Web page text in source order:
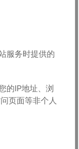
服务时提供的
的IP地址、浏
页面等非个人